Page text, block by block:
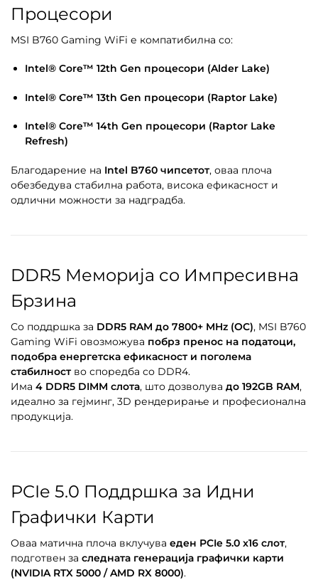
Процесори
MSI B760 Gaming WiFi е компатибилна со:
Intel® Core™ 12th Gen процесори (Alder Lake)
Intel® Core™ 13th Gen процесори (Raptor Lake)
Intel® Core™ 14th Gen процесори (Raptor Lake
Refresh)
Благодарение на Intel B760 чипсетот, оваа плоча
обезбедува стабилна работа, висока ефикасност и
одлични можности за надградба.
DDR5 Меморија со Импресивна
Брзина
Со поддршка за DDR5 RAM до 7800+ MHz (OC), MSI B760
Gaming WiFi овозможува побрз пренос на податоци,
подобра енергетска ефикасност и поголема
стабилноство споредба со DDR4.
Има 4 DDR5 DIMM слота, што дозволува до 192GB RAM,
идеално за гејминг, 3D рендерирање и професионална
продукција.
PCIe 5.0 Поддршка за Идни
Графички Карти
Оваа матична плоча вклучува еден PCIe 5.0 x16 слот,
подготвен за следната генерација графички карти
(NVIDIA RTX 5000 / AMD RX 8000).